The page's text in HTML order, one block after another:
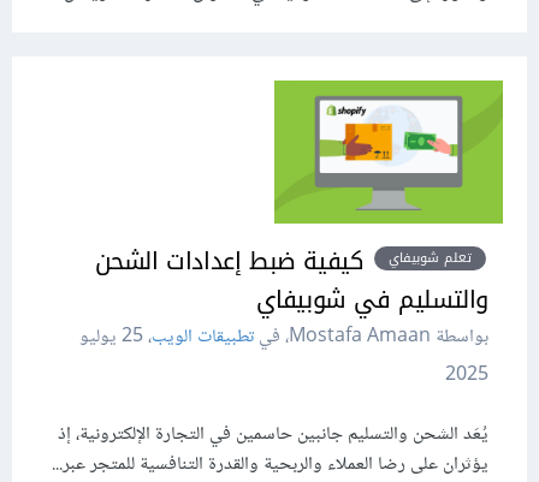
تعلم شوبيفاي
كيفية ضبط إعدادات الشحن
والتسليم في شوبيفاي
بواسطة Mostafa Amaan، في تطبيقات الويب،
25 يوليو
2025
يُعَد الشحن والتسليم جانبين حاسمين في التجارة الإلكترونية، إذ
يؤثران على رضا العملاء والربحية والقدرة التنافسية للمتجر عبر...